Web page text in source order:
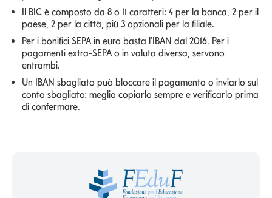
Il BIC è composto da 8 o 11 caratteri: 4 per la banca, 2 per il
paese, 2 per la città, più 3 opzionali per la filiale.
Per i bonifici SEPA in euro basta l'IBAN dal 2016. Per i
pagamenti extra-SEPA o in valuta diversa, servono
entrambi.
Un IBAN sbagliato può bloccare il pagamento o inviarlo sul
conto sbagliato: meglio copiarlo sempre e verificarlo prima
di confermare.